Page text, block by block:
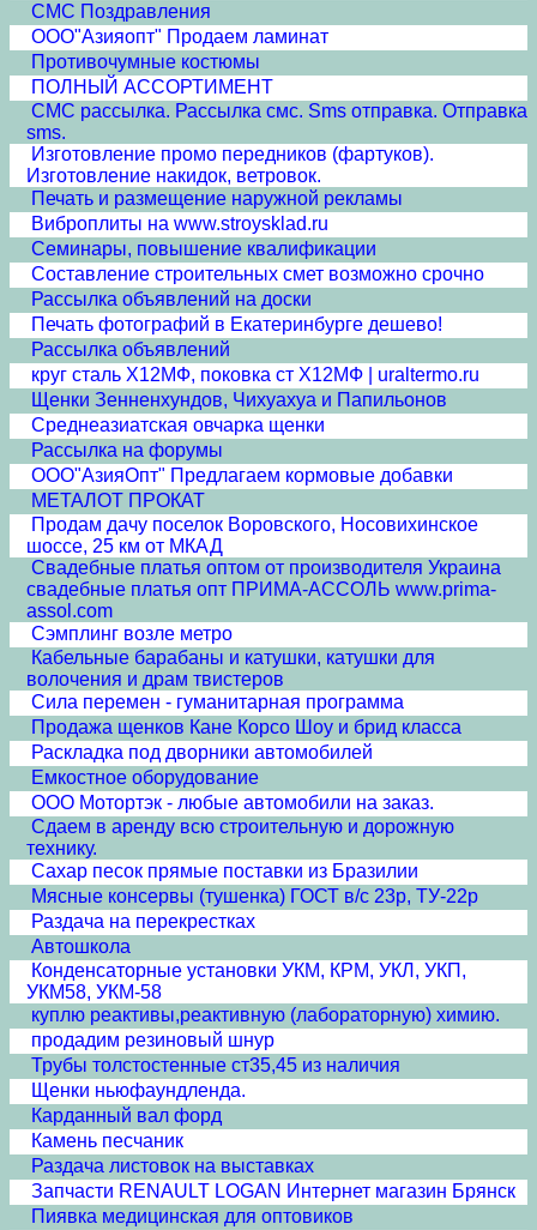
СМС Поздравления
ООО"Азияопт" Продаем ламинат
Противочумные костюмы
ПОЛНЫЙ АССОРТИМЕНТ
СМС рассылка. Рассылка смс. Sms отправка. Отправка
sms.
Изготовление промо передников (фартуков).
Изготовление накидок, ветровок.
Печать и размещение наружной рекламы
Виброплиты на www.stroysklad.ru
Семинары, повышение квалификации
Составление строительных смет возможно срочно
Рассылка объявлений на доски
Печать фотографий в Екатеринбурге дешево!
Рассылка объявлений
круг сталь Х12МФ, поковка ст Х12МФ | uraltermo.ru
Щенки Зенненхундов, Чихуахуа и Папильонов
Среднеазиатская овчарка щенки
Рассылка на форумы
ООО"АзияОпт" Предлагаем кормовые добавки
МЕТАЛОТ ПРОКАТ
Продам дачу поселок Воровского, Носовихинское
шоссе, 25 км от МКАД
Свадебные платья оптом от производителя Украина
свадебные платья опт ПРИМА-АССОЛЬ www.prima-
assol.com
Сэмплинг возле метро
Кабельные барабаны и катушки, катушки для
волочения и драм твистеров
Сила перемен - гуманитарная программа
Продажа щенков Кане Корсо Шоу и брид класса
Раскладка под дворники автомобилей
Емкостное оборудование
ООО Мотортэк - любые автомобили на заказ.
Сдаем в аренду всю строительную и дорожную
технику.
Сахар песок прямые поставки из Бразилии
Мясные консервы (тушенка) ГОСТ в/с 23р, ТУ-22р
Раздача на перекрестках
Автошкола
Конденсаторные установки УКМ, КРМ, УКЛ, УКП,
УКМ58, УКМ-58
куплю реактивы,реактивную (лабораторную) химию.
продадим резиновый шнур
Трубы толстостенные ст35,45 из наличия
Щенки ньюфаундленда.
Карданный вал форд
Камень песчаник
Раздача листовок на выставках
Запчасти RENAULT LOGAN Интернет магазин Брянск
Пиявка медицинская для оптовиков